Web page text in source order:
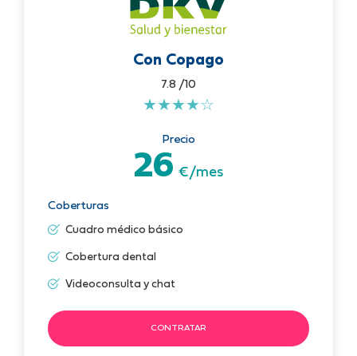
Con Copago
7.8 /10
★★★★☆
Precio
26 €/mes
Coberturas
Cuadro médico básico
Cobertura dental
Videoconsulta y chat
CONTRATAR